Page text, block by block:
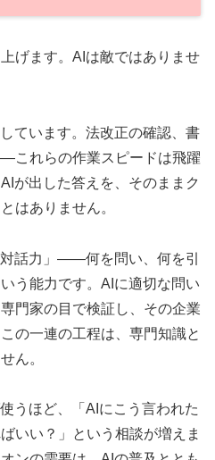
げます。AIは敵ではありませ
ています。法改正の確認、書
これらの作業スピードは飛躍
が出した答えを、そのままク
はありません。
話力」——何を問い、何を引
う能力です。AIに適切な問い
門家の目で検証し、その企業
の一連の工程は、専門知識と
ん。
うほど、「AIにこう言われた
いい？」という相談が増えま